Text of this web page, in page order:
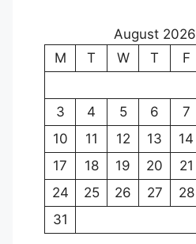
August 2026
M
T W T F
3
4 5 6 7
10
11 12 13 14
17
18 19 20 21
24
25 26 27 28
31